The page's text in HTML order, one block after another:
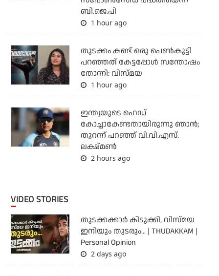
ബി.ജെ.പി
1 hour ago
തുടക്കം കണ്ട് ഒരു പെൺകുട്ടി
പറഞ്ഞത് കേട്ടപ്പോൾ സന്തോഷം
തോന്നി: വിസ്മയ
1 hour ago
ഇന്ത്യയുടെ ഹെഡ്
കോച്ചാകേണ്ടതായിരുന്നു ഞാന്‍;
തുറന്ന് പറഞ്ഞ് വി.വി.എസ്.
ലക്ഷ്മണ്‍
2 hours ago
VIDEO STORIES
തുടക്കക്കാര്‍ കിടുക്കി, വിസ്മയ
ഇനിയും തുടരും... | THUDAKKAM |
Personal Opinion
2 days ago